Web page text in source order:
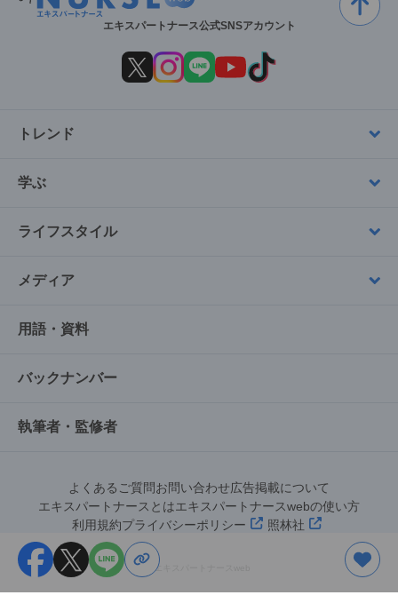
エキスパートナース公式SNSアカウント
トレンド
学ぶ
ライフスタイル
メディア
用語・資料
バックナンバー
執筆者・監修者
よくあるご質問お問い合わせ広告掲載について
エキスパートナースとはエキスパートナースwebの使い方
利用規約プライバシーポリシー 照林社
©︎エキスパートナースweb